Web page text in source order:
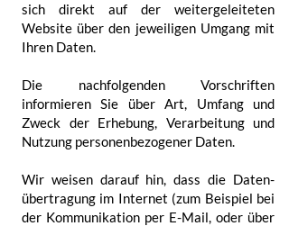
sich direkt auf der weitergeleiteten
Website über den jeweiligen Umgang mit
Ihren Daten.
Die nachfolgenden Vor­schriften
informieren Sie über Art, Umfang und
Zweck der Erhebung, Verarbeitung und
Nutzung personen­bezogener Daten.
Wir weisen darauf hin, dass die Daten­
übertragung im Internet (zum Beispiel bei
der Kommunikation per E-Mail, oder über